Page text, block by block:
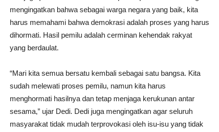
mengingatkan bahwa sebagai warga negara yang baik, kita
harus memahami bahwa demokrasi adalah proses yang harus
dihormati. Hasil pemilu adalah cerminan kehendak rakyat
yang berdaulat.
“Mari kita semua bersatu kembali sebagai satu bangsa. Kita
sudah melewati proses pemilu, namun kita harus
menghormati hasilnya dan tetap menjaga kerukunan antar
sesama,” ujar Dedi. Dedi juga mengingatkan agar seluruh
masyarakat tidak mudah terprovokasi oleh isu-isu yang tidak